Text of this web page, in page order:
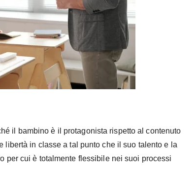
il bambino è il protagonista rispetto al contenuto
libertà in classe a tal punto che il suo talento e la
per cui è totalmente flessibile nei suoi processi